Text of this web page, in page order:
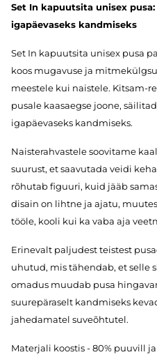
Set In kapuutsita unisex
igapäevaseks kandmiseks
Set In kapuutsita unisex pusa
koos mugavuse ja
meestele kui naistele. Kitsam-
pusale kaasaegse joone,
igapäevaseks kandmiseks.
Naisterahvastele soovitame
suurust, et saavutada veidi
rõhutab figuuri, kuid jääb
disain on lihtne ja ajatu,
tööle, kooli kui ka vaba aja
Erinevalt paljudest teistest
uhutud, mis tähendab, et selle
omadus muudab pusa
suurepäraselt kandmiseks
jahedamatel suveõhtutel.
Materjali koostis - 80% puuvill